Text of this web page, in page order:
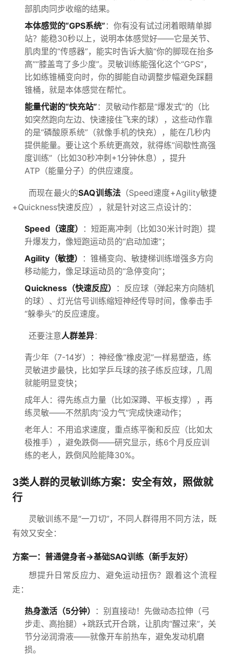
部肌肉同步收缩的结果。
本体感觉的“GPS系统” ：你有没有试过闭着眼睛单脚
站？能稳30秒以上，说明本体感觉好——它是关节、
肌肉里的“传感器”，能实时告诉大脑“你的脚现在抬多
高”“膝盖弯了多少度”。灵敏训练能强化这个“GPS”，
比如练锥桶变向时，你的脚能自动调整步幅避免踩翻
锥桶，就是本体感觉在帮忙。
能量代谢的“快充站” ：灵敏动作都是“爆发式”的（比
如突然跑向左边、快速接住飞来的球），这些动作靠
的是“磷酸原系统”（就像手机的快充），能在几秒内
提供能量。要让这个系统更高效，就得练“间歇性高强
度训练”（比如30秒冲刺+1分钟休息），提升
ATP（能量分子）的供应速度。
而现在最火的SAQ训练法（Speed速度+Agility敏捷
+Quickness快速反应），就是针对这三点设计的：
Speed（速度）
：短距离冲刺（比如30米计时跑）提
升爆发力，像短跑运动员的“启动加速”；
Agility（敏捷）
：锥桶变向、敏捷梯训练增强多方向
移动能力，像足球运动员的“急停变向”；
Quickness（快速反应）
：反应球（弹起来方向随机
的球）、灯光信号训练缩短神经传导时间，像拳击手
“躲拳头”的反应速度。
还要注意人群差异：
青少年（7-14岁）：神经像“橡皮泥”一样易塑造，练
灵敏进步最快，比如学乒乓球的孩子练反应球，几周
就能明显变快；
成年人：得先练点力量（比如深蹲、平板支撑），再
练灵敏——不然肌肉“没力气”完成快速动作；
老年人：不用追求速度，重点练平衡和反应（比如太
极推手），避免跌倒——研究显示，练6个月反应训
练的老人，跌倒风险能降30%。
3类人群的灵敏训练方案：安全有效，照做就
行
灵敏训练不是“一刀切”，不同人群得用不同方法，既
有效又安全：
方案一：普通健身者→基础SAQ训练（新手友好）
想提升日常反应力、避免运动扭伤？跟着这个流程
走：
热身激活（5分钟）
：别直接动！先做动态拉伸（弓
步走、高抬腿）+跳跃式开合跳，让肌肉“醒过来”，关
节分泌润滑液——就像开车前热车，避免发动机磨
损。